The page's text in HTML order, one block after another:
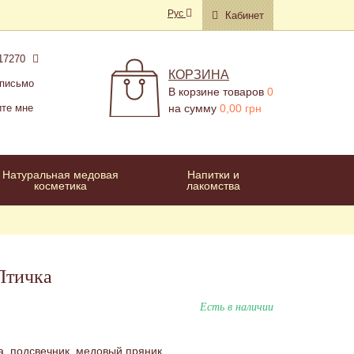
Кабинет
Рус
мне
КОРЗИНА
В корзине товаров 0
на сумму 0,00 грн
Натуральная медовая
косметика
Напитки и
лакомства
Есть в наличии
подсвечник, медовый пряник